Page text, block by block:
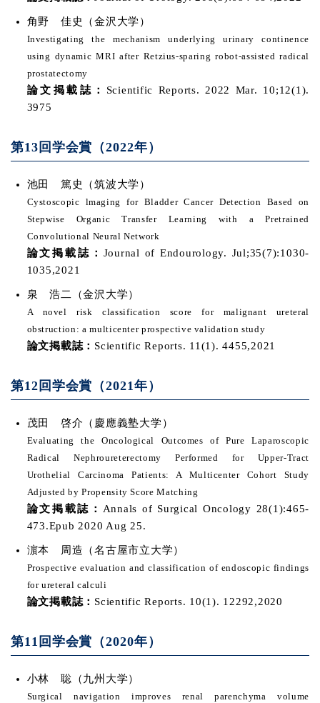
角野 佳史（金沢大学）
Investigating the mechanism underlying urinary continence
using dynamic MRI after Retzius-sparing robot-assisted radical
prostatectomy
論文掲載誌： Scientific Reports. 2022 Mar. 10;12(1).
3975
第13回学会賞（2022年）
池田 篤史（筑波大学）
Cystoscopic lmaging for Bladder Cancer Detection Based on
Stepwise Organic Transfer Learning with a Pretrained
Convolutional Neural Network
論文掲載誌： Journal of Endourology. Jul;35(7):1030-
1035,2021
泉 浩二（金沢大学）
A novel risk classification score for malignant ureteral
obstruction: a multicenter prospective validation study
論文掲載誌： Scientific Reports. 11(1). 4455,2021
第12回学会賞（2021年）
茂田 啓介（慶應義塾大学）
Evaluating the Oncological Outcomes of Pure Laparoscopic
Radical Nephroureterectomy Performed for Upper-Tract
Urothelial Carcinoma Patients: A Multicenter Cohort Study
Adjusted by Propensity Score Matching
論文掲載誌： Annals of Surgical Oncology 28(1):465-
473.Epub 2020 Aug 25.
濵本 周造（名古屋市立大学）
Prospective evaluation and classification of endoscopic findings
for ureteral calculi
論文掲載誌： Scientific Reports. 10(1). 12292,2020
第11回学会賞（2020年）
小林 聡（九州大学）
Surgical navigation improves renal parenchyma volume